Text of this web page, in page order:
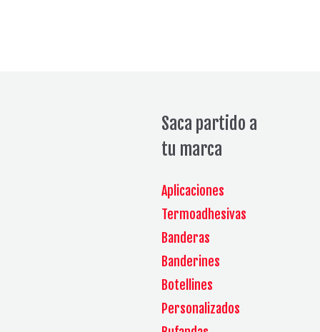
Saca partido a
tu marca
Aplicaciones
Termoadhesivas
Banderas
Banderines
Botellines
Personalizados